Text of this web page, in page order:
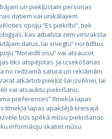
un piekļūstam personas
datiem vai unikālajiem
opciju “Es piekrītu”, tiek
kas atbalsta zem virsraksta
datus, lai sniegtu” norādītos
“Noraidīt visu” vai atsaucot
tiks atspējotas. Ja izsekošanas
no redzamā satura un reklāmām
atkārtoti piekļūt šai izvēlnei, lai
vai atsauktu piekrišanu,
preferences” tīmekļa lapas
tīmekļa lapas apakšējā kreisajā
būs spēkā mūsu piekrišanas
informāciju skatiet mūsu